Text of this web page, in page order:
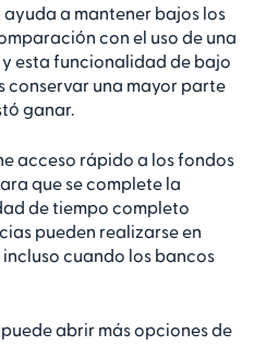
a mantener bajos los
con el uso de una
esta funcionalidad de bajo
conservar una mayor parte
ganar.
acceso rápido a los fondos
que se complete la
de tiempo completo
pueden realizarse en
cuando los bancos
abrir más opciones de